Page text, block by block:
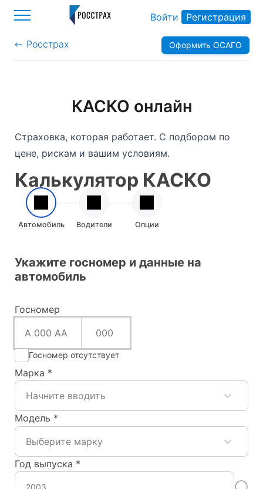
Войти Регистрация
Росстрах
> Оформить ОСАГО
КАСКО онлайн
Страховка, которая работает. С подбором по
цене, рискам и вашим условиям.
Калькулятор КАСКО
Автомобиль Водители Опции
Укажите госномер и данные на
автомобиль
Госномер
А 000 АА
000
Госномер отсутствует
Марка *
Начните вводить
Модель *
Выберите марку
Год выпуска *